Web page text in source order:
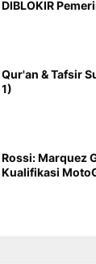
DIBLOKIR
Qur'an & Tafsir
1)
Rossi: Marquez
Kualifikasi